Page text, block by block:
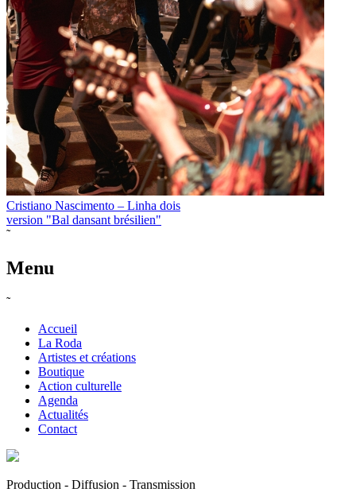
Cristiano Nascimento – Linha dois
version "Bal dansant brésilien"
˜
Menu
˜
Accueil
La Roda
Artistes et créations
Boutique
Action culturelle
Agenda
Actualités
Contact
Production - Diffusion - Transmission